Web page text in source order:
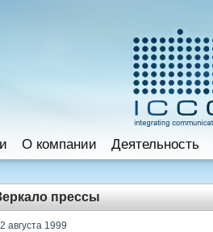
O компании Деятельность
прессы
августа 1999